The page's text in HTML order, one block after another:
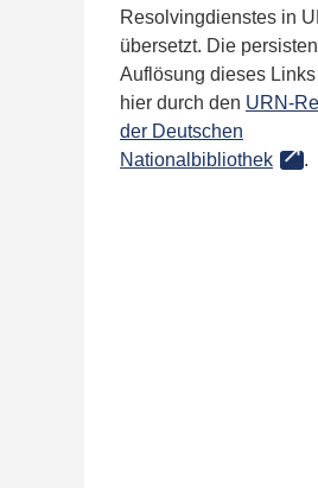
Resolvingdienstes in
übersetzt. Die
Auflösung dieses
hier durch den URN-
der Deutschen
Nationalbibliothek
.